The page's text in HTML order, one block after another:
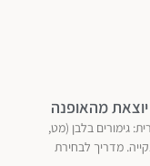
מהאופנה
גימורים בלבן (מט,
מדריך לבחירת